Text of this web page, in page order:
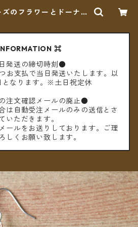
ズのフラワーとドーナツ
⌘
発送の締切時刻●
お支払で当日発送いたします。以
となります。※土日祝定休
注文確認メールの廃止●
は自動受注メールのみの送信とさ
いただきます。
ールをお送りしております。ご理
しくお願い致します。